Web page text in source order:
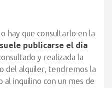
hay que consultarlo en la
publicarse el día
y realizada la
del alquiler, tendremos la
al inquilino con un mes de